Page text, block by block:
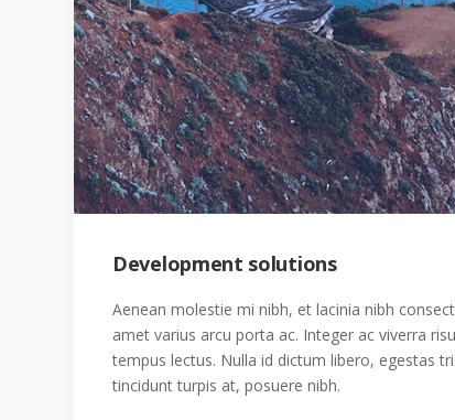
Development solutions
Aenean molestie mi nibh, et lacinia nibh
amet varius arcu porta ac. Integer ac viverra
tempus lectus. Nulla id dictum libero, egestas
tincidunt turpis at, posuere nibh.